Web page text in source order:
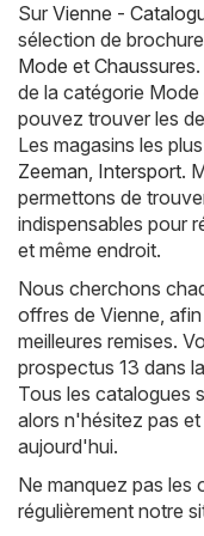
Sur Vienne -
sélection de
Mode et Chaussures
de la catégorie
pouvez trouver les
Les magasins les
Zeeman, Intersport.
permettons de
indispensables pour
et même endroit.
Nous cherchons
offres de Vienne,
meilleures remises.
prospectus 13 dans
Tous les catalogues
alors n'hésitez pas
aujourd'hui.
Ne manquez pas les
régulièrement notre